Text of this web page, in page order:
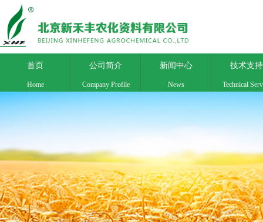
首页 公司简介 新闻中心 技术支持
Home Company Profile News Technical